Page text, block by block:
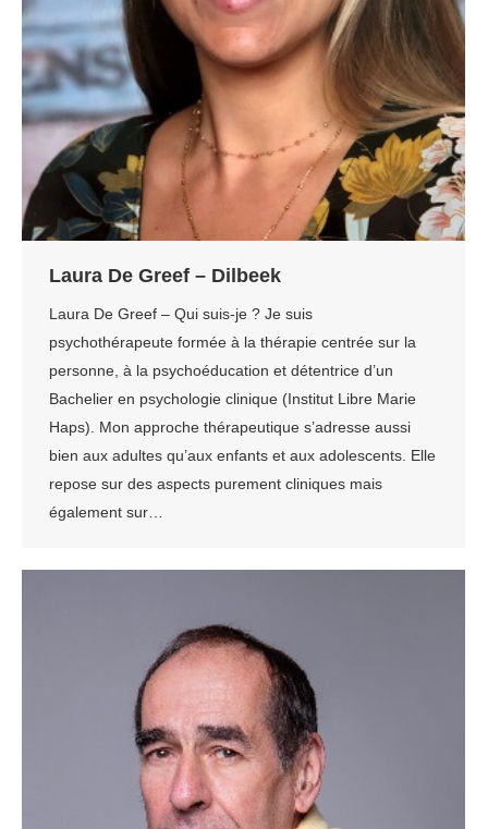
Laura De Greef – Dilbeek
Laura De Greef – Qui suis-je ? Je suis
psychothérapeute formée à la thérapie centrée sur la
personne, à la psychoéducation et détentrice d’un
Bachelier en psychologie clinique (Institut Libre Marie
Haps). Mon approche thérapeutique s’adresse aussi
bien aux adultes qu’aux enfants et aux adolescents. Elle
repose sur des aspects purement cliniques mais
également sur…